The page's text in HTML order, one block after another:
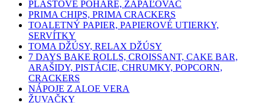
PLASTOVÉ POHÁRE, ZAPAĽOVAČ
PRIMA CHIPS, PRIMA CRACKERS
TOALETNÝ PAPIER, PAPIEROVÉ UTIERKY,
SERVÍTKY
TOMA DŽÚSY, RELAX DŽÚSY
7 DAYS BAKE ROLLS, CROISSANT, CAKE BAR,
ARAŠIDY, PISTÁCIE, CHRUMKY, POPCORN,
CRACKERS
NÁPOJE Z ALOE VERA
ŽUVAČKY